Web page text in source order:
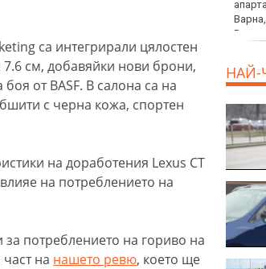
са интегрирали цялостен
см, добавяйки нови брони,
от BASF. В салона са на
с черна кожа, спортен
на доработения Lexus CT
на потреблението на
за потреблението на гориво на
на нашето ревю, което ще
НАЙ-